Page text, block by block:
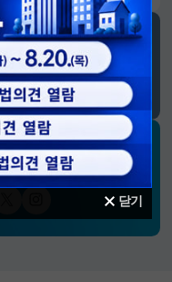
닫기
소식
튜브인스타그램
철 장관의
채널